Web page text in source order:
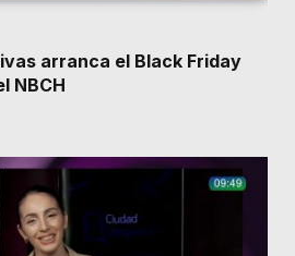
arranca el Black Friday
NBCH